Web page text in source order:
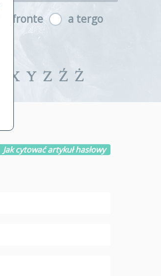
a fronte a tergo
X Y Z Ź Ż
Jak cytować artykuł hasłowy